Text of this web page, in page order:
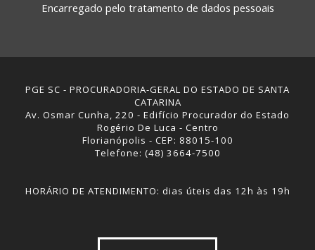
Encarregado pelo tratamento de dados pessoais
PGE SC - PROCURADORIA-GERAL DO ESTADO DE SANTA
CATARINA
Av. Osmar Cunha, 220 - Edifício Procurador do Estado
Rogério De Luca - Centro
Florianópolis - CEP: 88015-100
Telefone: (48) 3664-7500
HORÁRIO DE ATENDIMENTO: dias úteis das 12h às 19h